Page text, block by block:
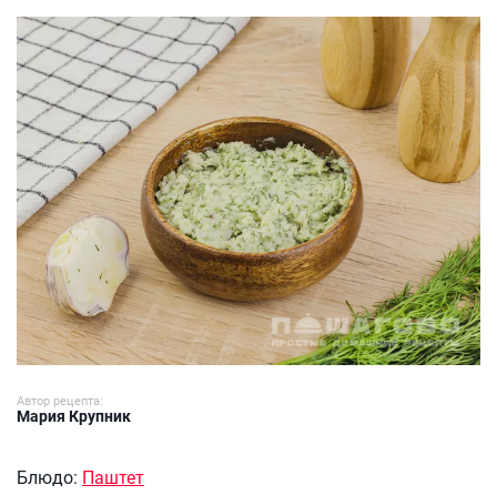
Сальный паштет
Автор рецепта:
Мария Крупник
Блюдо: Паштет